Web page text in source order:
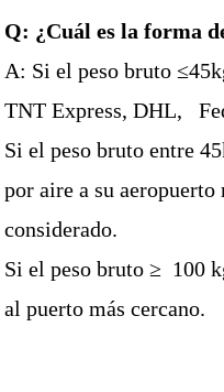
Q: ¿Cuál es la forma
A: Si el peso bruto
TNT Express, DHL,
Si el peso bruto entre
por aire a su aeropuerto
considerado.
Si el peso bruto ≥ 100
al puerto más cercano.